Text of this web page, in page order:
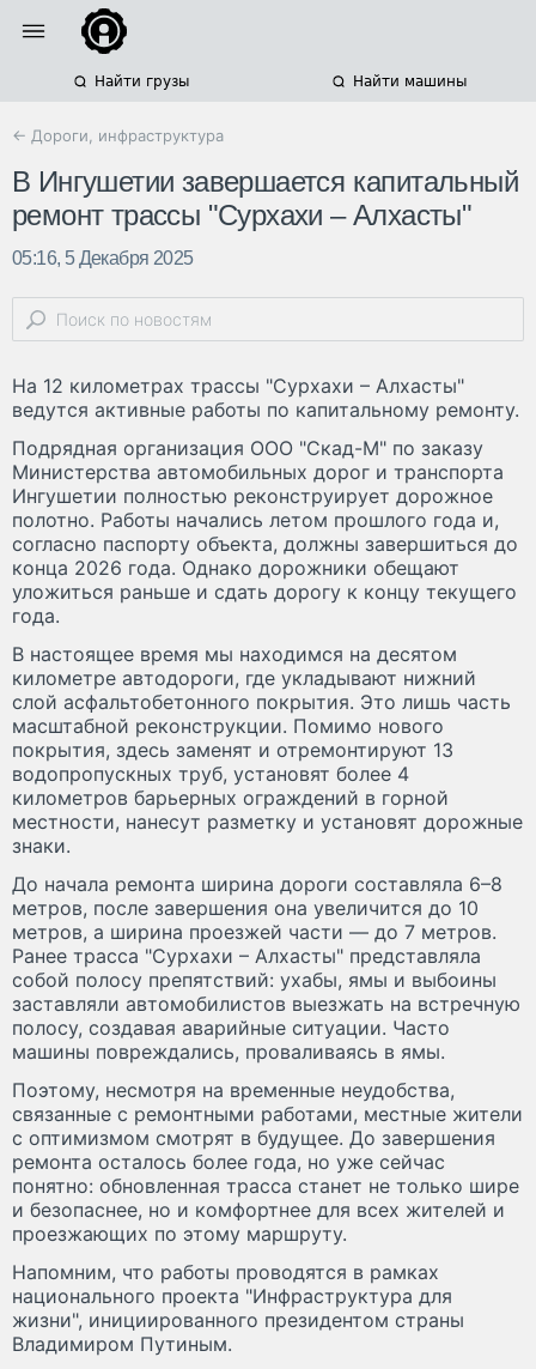
Найти грузы Найти машины
← Дороги, инфраструктура
В Ингушетии завершается капитальный
ремонт трассы "Сурхахи – Алхасты"
05:16, 5 Декабря 2025
На 12 километрах трассы "Сурхахи – Алхасты"
ведутся активные работы по капитальному ремонту.
Подрядная организация ООО "Скад-М" по заказу
Министерства автомобильных дорог и транспорта
Ингушетии полностью реконструирует дорожное
полотно. Работы начались летом прошлого года и,
согласно паспорту объекта, должны завершиться до
конца 2026 года. Однако дорожники обещают
уложиться раньше и сдать дорогу к концу текущего
года.
В настоящее время мы находимся на десятом
километре автодороги, где укладывают нижний
слой асфальтобетонного покрытия. Это лишь часть
масштабной реконструкции. Помимо нового
покрытия, здесь заменят и отремонтируют 13
водопропускных труб, установят более 4
километров барьерных ограждений в горной
местности, нанесут разметку и установят дорожные
знаки.
До начала ремонта ширина дороги составляла 6–8
метров, после завершения она увеличится до 10
метров, а ширина проезжей части — до 7 метров.
Ранее трасса "Сурхахи – Алхасты" представляла
собой полосу препятствий: ухабы, ямы и выбоины
заставляли автомобилистов выезжать на встречную
полосу, создавая аварийные ситуации. Часто
машины повреждались, проваливаясь в ямы.
Поэтому, несмотря на временные неудобства,
связанные с ремонтными работами, местные жители
с оптимизмом смотрят в будущее. До завершения
ремонта осталось более года, но уже сейчас
понятно: обновленная трасса станет не только шире
и безопаснее, но и комфортнее для всех жителей и
проезжающих по этому маршруту.
Напомним, что работы проводятся в рамках
национального проекта "Инфраструктура для
жизни", инициированного президентом страны
Владимиром Путиным.